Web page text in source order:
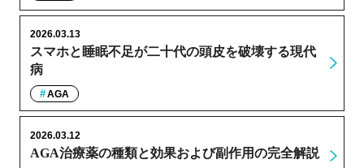
スマホと睡眠不足が二十代の頭皮を破壊する現代
病
2026.03.13
AGA
AGA治療薬の種類と効果および副作用の完全解説
2026.03.12